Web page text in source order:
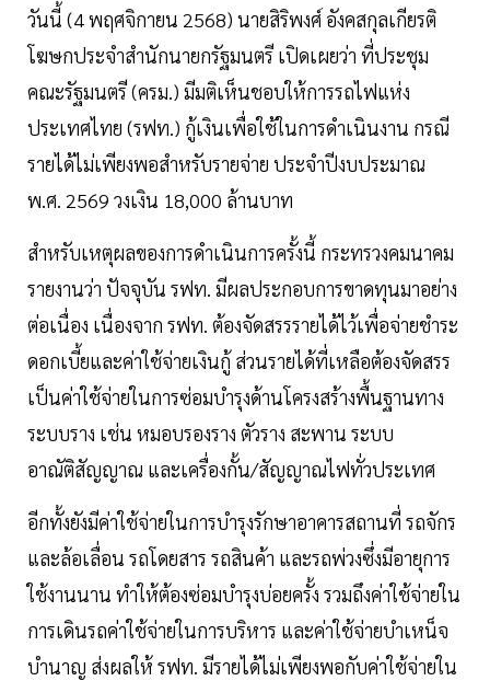
วันนี้ (4 พฤศจิกายน 2568) นายสิริพงศ์ อังคสกุลเกียรติ
โฆษกประจำสำนักนายกรัฐมนตรี เปิดเผยว่า ที่ประชุม
คณะรัฐมนตรี (ครม.) มีมติเห็นชอบให้การรถไฟแห่ง
ประเทศไทย (รฟท.) กู้เงินเพื่อใช้ในการดำเนินงาน กรณี
รายได้ไม่เพียงพอสำหรับรายจ่าย ประจำปีงบประมาณ
พ.ศ. 2569 วงเงิน 18,000 ล้านบาท
สำหรับเหตุผลของการดำเนินการครั้งนี้ กระทรวงคมนาคม
รายงานว่า ปัจจุบัน รฟท. มีผลประกอบการขาดทุนมาอย่าง
ต่อเนื่อง เนื่องจาก รฟท. ต้องจัดสรรรายได้ไว้เพื่อจ่ายชำระ
ดอกเบี้ยและค่าใช้จ่ายเงินกู้ ส่วนรายได้ที่เหลือต้องจัดสรร
เป็นค่าใช้จ่ายในการซ่อมบำรุงด้านโครงสร้างพื้นฐานทาง
ระบบราง เช่น หมอบรองราง ตัวราง สะพาน ระบบ
อาณัติสัญญาณ และเครื่องกั้น/สัญญาณไฟทั่วประเทศ
อีกทั้งยังมีค่าใช้จ่ายในการบำรุงรักษาอาคารสถานที่ รถจักร
และล้อเลื่อน รถโดยสาร รถสินค้า และรถพ่วงซึ่งมีอายุการ
ใช้งานนาน ทำให้ต้องซ่อมบำรุงบ่อยครั้ง รวมถึงค่าใช้จ่ายใน
การเดินรถค่าใช้จ่ายในการบริหาร และค่าใช้จ่ายบำเหน็จ
บำนาญ ส่งผลให้ รฟท. มีรายได้ไม่เพียงพอกับค่าใช้จ่ายใน